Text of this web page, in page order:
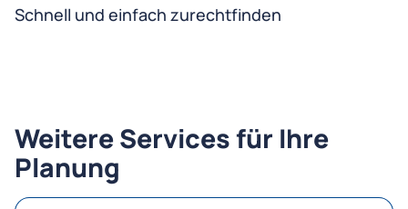
Schnell und einfach zurechtfinden
Weitere Services für Ihre
Planung